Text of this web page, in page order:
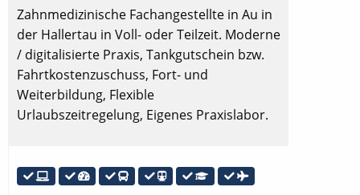
Zahnmedizinische Fachangestellte in Au in
der Hallertau in Voll- oder Teilzeit. Moderne
/ digitalisierte Praxis, Tankgutschein bzw.
Fahrtkostenzuschuss, Fort- und
Weiterbildung, Flexible
Urlaubszeitregelung, Eigenes Praxislabor.